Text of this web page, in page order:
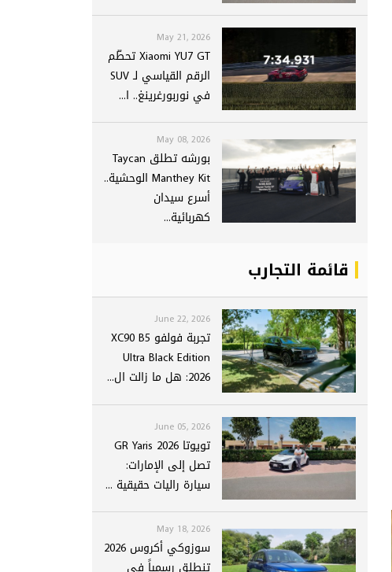
May 21, 2026
Xiaomi YU7 GT تحطّم
الرقم القياسي لـ SUV
في نوربورغرينغ.. ا...
May 08, 2026
بورشه تطلق Taycan
Manthey Kit الوحشية..
أسرع سيدان
كهربائية...
قائمة التجارب
June 22, 2026
تجربة فولفو XC90 B5
Ultra Black Edition
2026: هل ما زالت ال...
June 05, 2026
تويوتا GR Yaris 2026
تصل إلى الإمارات:
سيارة راليات حقيقية ...
May 18, 2026
سوزوكي أكروس 2026
تنطلق رسمياً في